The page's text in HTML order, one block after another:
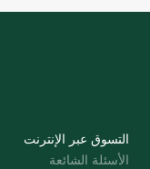
التسوق عبر الإنترنت
الأسئلة الشائعة